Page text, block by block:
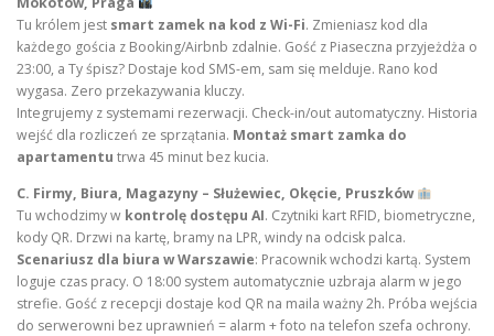
Tu królem jest smart zamek na kod z Wi-Fi. Zmieniasz kod dla
każdego gościa z Booking/Airbnb zdalnie. Gość z Piaseczna przyjeżdża o
23:00, a Ty śpisz? Dostaje kod SMS-em, sam się melduje. Rano kod
wygasa. Zero przekazywania kluczy.
Integrujemy z systemami rezerwacji. Check-in/out automatyczny. Historia
wejść dla rozliczeń ze sprzątania. Montaż smart zamka do
apartamentu trwa 45 minut bez kucia.
C. Firmy, Biura, Magazyny – Służewiec, Okęcie, Pruszków
Tu wchodzimy w kontrolę dostępu AI. Czytniki kart RFID, biometryczne,
kody QR. Drzwi na kartę, bramy na LPR, windy na odcisk palca.
Scenariusz dla biura w Warszawie: Pracownik wchodzi kartą. System
loguje czas pracy. O 18:00 system automatycznie uzbraja alarm w jego
strefie. Gość z recepcji dostaje kod QR na maila ważny 2h. Próba wejścia
do serwerowni bez uprawnień = alarm + foto na telefon szefa ochrony.